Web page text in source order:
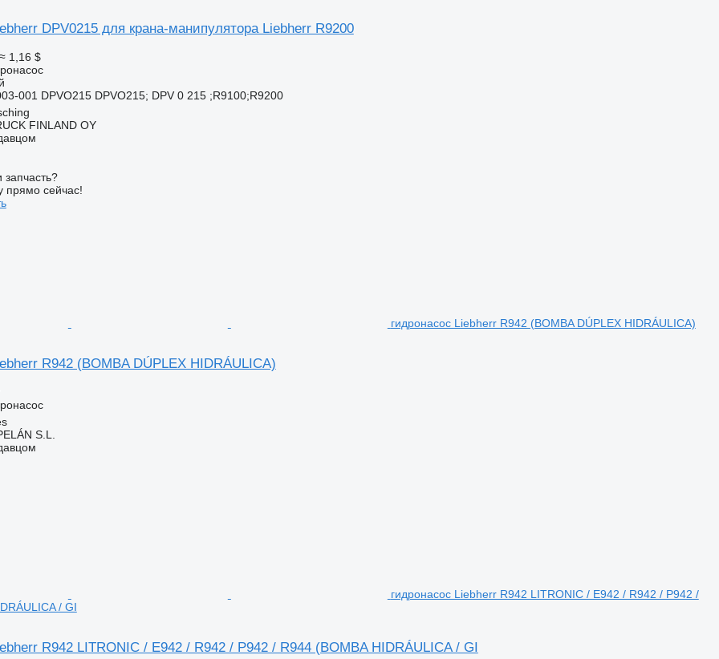
DPV0215 для крана-манипулятора Liebherr R9200
≈ 1,16 $
001 DPVO215 DPVO215; DPV 0 215 ;R9100;R9200
FINLAND OY
прямо сейчас!
гидронасос Liebherr R942 (BOMBA DÚPLEX HIDRÁULICA)
R942 (BOMBA DÚPLEX HIDRÁULICA)
S.L.
гидронасос Liebherr R942 LITRONIC / E942 / R942 / P942 /
/ GI
R942 LITRONIC / E942 / R942 / P942 / R944 (BOMBA HIDRÁULICA / GI